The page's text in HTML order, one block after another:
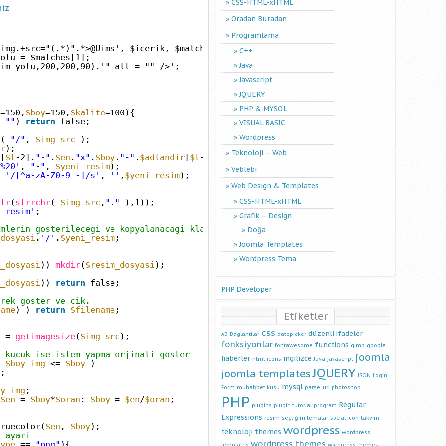
$icerik, $matches);
= $matches[1];
alt = "" />';
=150, $boy=150, $kalite=100){
"" ) return false;
( "/" , $img_src
);
);
[$t -2]. "-" . $en . "x" . $boy . "-" . $adlandir[$t -1];
// eski klasorude sectik
, "-" , $yeni_resim);
'/[^a-zA-Z0-9_-]/s' , '' , $yeni_resim);
(strrchr( $img_src , "."
),1));
;
gosterilecegi ve kopyalanacagi klasor ismi
. '/' . $yeni_resim ;
)) mkdir($resim_dosyasi );
)) return false;
goster ve cik.
) ) return $filename ;
= getimagesize($img_src );
kucuk ise islem yapma orjinali goster
$boy_img <= $boy
)
;
;
$en = $boy*$oran : $boy = $en/$oran ;
$en , $boy);
ayari
== "png" ){
CSS-HTML-xHTML
Oradan Buradan
Programlama
C++
Java
Javascript
JQUERY
PHP & MYSQL
VISUAL BASIC
Wordpress
Teknoloji – Web
Veblebi
Web Design & Templates
CSS-HTML-xHTML
Grafik – Design
Doğa
Joomla Templates
Wordpress Tema
PHP Developer
Etiketler
AB Baglantilar css datepicker düzenli ifadeler
fonksiyonlar fontawesome functions gimp google
haberler html icons ingilizce Java javascript joomla
joomla templatesJQUERY JSON Login
Form muhabbet kusu mysql parse_url photoshop
PHP plugins plugin tutorial program Regular
Expressions resim seçtiğim temalar social icon takvim
teknoloji themes wordpress wordpress
wordpress themes